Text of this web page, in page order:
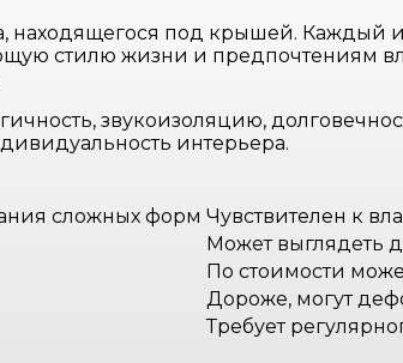
под крышей. Каждый
стилю жизни и предпочтениям
звукоизоляцию,
интерьера.
сложных форм Чувствителен к
Может выглядеть
По стоимости
Дороже, могут
Требует